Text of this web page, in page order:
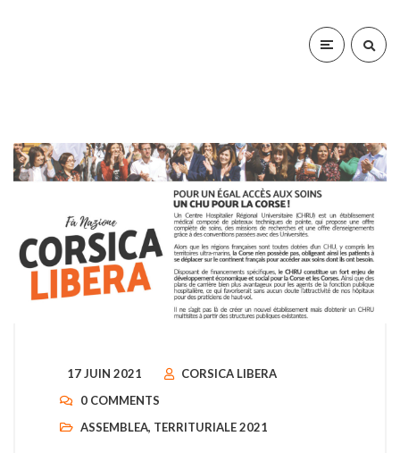
17 JUIN 2021
CORSICA LIBERA
0 COMMENTS
ASSEMBLEA, TERRITURIALE 2021